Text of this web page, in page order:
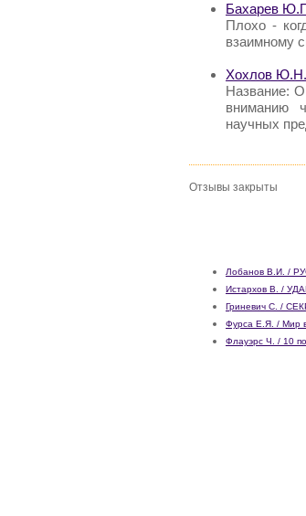
Бахарев
Плохо -
взаимному
Хохлов
Название:
вниманию
научных
Отзывы закрыты
Лобанов В.И. /
Истархов В. /
Гриневич С. /
Фурса Е.Я. / Мир
Флауэрс Ч. / 10